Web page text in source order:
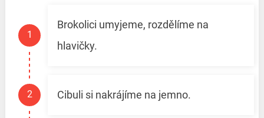
Brokolici umyjeme, rozdělíme na
hlavičky.
Cibuli si nakrájíme na jemno.